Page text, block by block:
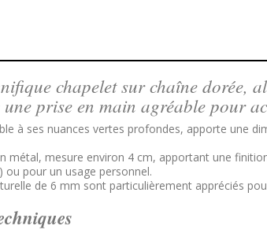
chapelet sur chaîne dorée,
prise en main agréable pour
à ses nuances vertes profondes, apporte une
métal, mesure environ 4 cm, apportant une
pour un usage personnel.
de 6 mm sont particulièrement appréciés